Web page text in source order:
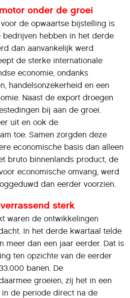
onder de groei
de opwaartse bijstelling is
bedrijven hebben in het derde
dan aanvankelijk werd
de sterke internationale
economie, ondanks
handelsonzekerheid en een
Naast de export droegen
bij aan de groei.
uit en ook de
toe. Samen zorgden deze
economische basis dan alleen
bruto binnenlands product, de
economische omvang, werd
dan eerder voorzien.
sterk
waren de ontwikkelingen
In het derde kwartaal telde
meer dan een jaar eerder. Dat is
ten opzichte van de eerder
banen. De
groeien, zij het in een
de periode direct na de